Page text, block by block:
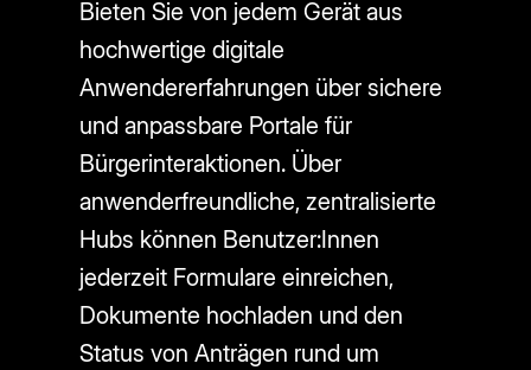
Bieten Sie von jedem Gerät aus
hochwertige digitale
Anwendererfahrungen über sichere
und anpassbare Portale für
Bürgerinteraktionen. Über
anwenderfreundliche, zentralisierte
Hubs können Benutzer:Innen
jederzeit Formulare einreichen,
Dokumente hochladen und den
Status von Anträgen rund um